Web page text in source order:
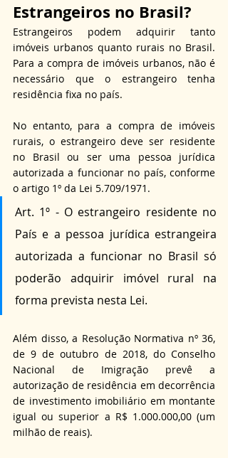
Estrangeiros no Brasil?
Estrangeiros podem adquirir tanto
imóveis urbanos quanto rurais no Brasil.
Para a compra de imóveis urbanos, não é
necessário que o estrangeiro tenha
residência fixa no país.
No entanto, para a compra de imóveis
rurais, o estrangeiro deve ser residente
no Brasil ou ser uma pessoa jurídica
autorizada a funcionar no país, conforme
o artigo 1º da Lei 5.709/1971.
Art. 1º - O estrangeiro residente no
País e a pessoa jurídica estrangeira
autorizada a funcionar no Brasil só
poderão adquirir imóvel rural na
forma prevista nesta Lei.
Além disso, a Resolução Normativa nº 36,
de 9 de outubro de 2018, do Conselho
Nacional de Imigração prevê a
autorização de residência em decorrência
de investimento imobiliário em montante
igual ou superior a R$ 1.000.000,00 (um
milhão de reais).